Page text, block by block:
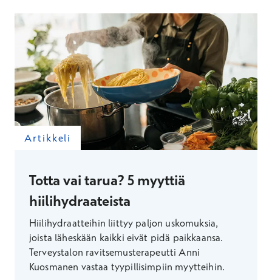
Artikkeli
Totta vai tarua? 5 myyttiä
hiilihydraateista
Hiilihydraatteihin liittyy paljon uskomuksia,
joista läheskään kaikki eivät pidä paikkaansa.
Terveystalon ravitsemusterapeutti Anni
Kuosmanen vastaa tyypillisimpiin myytteihin.